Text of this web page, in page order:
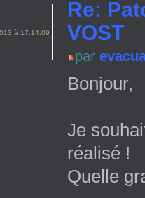
Re:
VOST
par
Bonjour,
Je
réalisé !
Quelle
à 17:14:09